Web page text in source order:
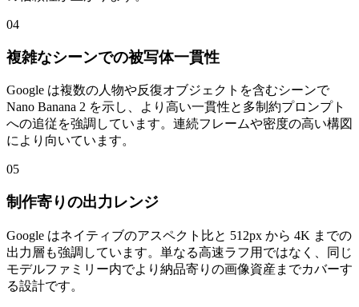
04
複雑なシーンでの被写体一貫性
Google は複数の人物や反復オブジェクトを含むシーンで
Nano Banana 2 を示し、より高い一貫性と多制約プロンプト
への追従を強調しています。連続フレームや密度の高い構図
により向いています。
05
制作寄りの出力レンジ
Google はネイティブのアスペクト比と 512px から 4K までの
出力層も強調しています。単なる高速ラフ用ではなく、同じ
モデルファミリー内でより納品寄りの画像資産までカバーす
る設計です。